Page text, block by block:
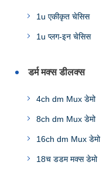
1u एकीकृत चेसिस
1u प्लग-इन चेसिस
डर्म मक्स डीलक्स
4ch dm Mux डेमो
8ch dm Mux डेमो
16ch dm Mux डेमो
18च डडम मक्स डेमो